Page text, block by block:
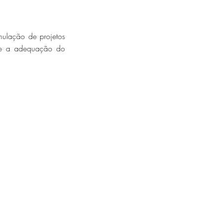
de projetos
a adequação do